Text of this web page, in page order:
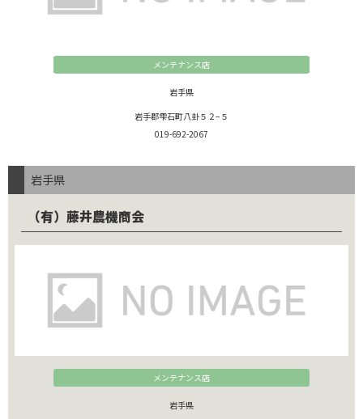
メンテナンス店
岩手県
岩手郡雫石町八卦５２−５‎
019-692-2067
岩手県
（有）藤井農機商会
メンテナンス店
岩手県